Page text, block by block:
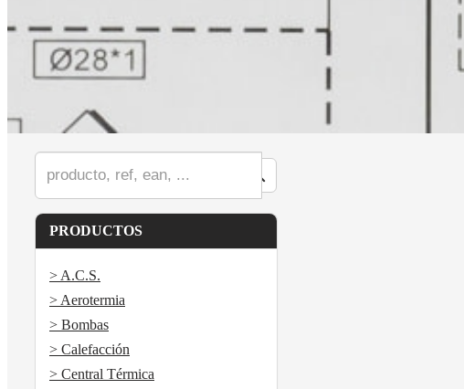
PRODUCTOS
> A.C.S.
> Aerotermia
> Bombas
> Calefacción
> Central Térmica